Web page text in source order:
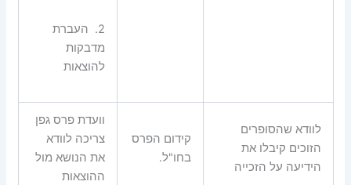
2.
העברת
מדבקות
להוצאות
לוודא שהסופרים
הזוכים קיבלו את
הידיעה על הזכייה
קידום הפרס
בחו"ל.
וועדת פרס גפן
צריכה לוודא
את הנושא מול
ההוצאות